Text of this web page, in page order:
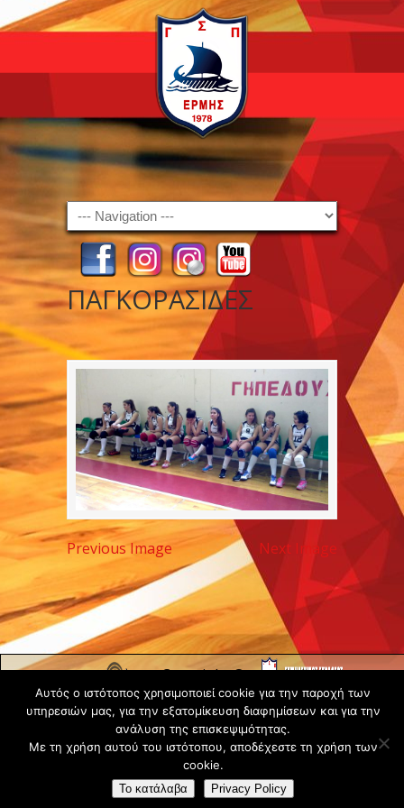
Navigation
ΠΑΓΚΟΡΑΣΙΔΕΣ
Previous Image Next Image
Copyright ©
2020 -
Gsperamatosermis.gr
All rights
reserved. -
Χρήσης
Αυτός ο ιστότοπος χρησιμοποιεί cookie για την παροχή των
υπηρεσιών μας, για την εξατομίκευση διαφημίσεων και για την
ανάλυση της επισκεψιμότητας.
Με τη χρήση αυτού του ιστότοπου, αποδέχεστε τη χρήση των
cookie.
Το κατάλαβα Privacy Policy